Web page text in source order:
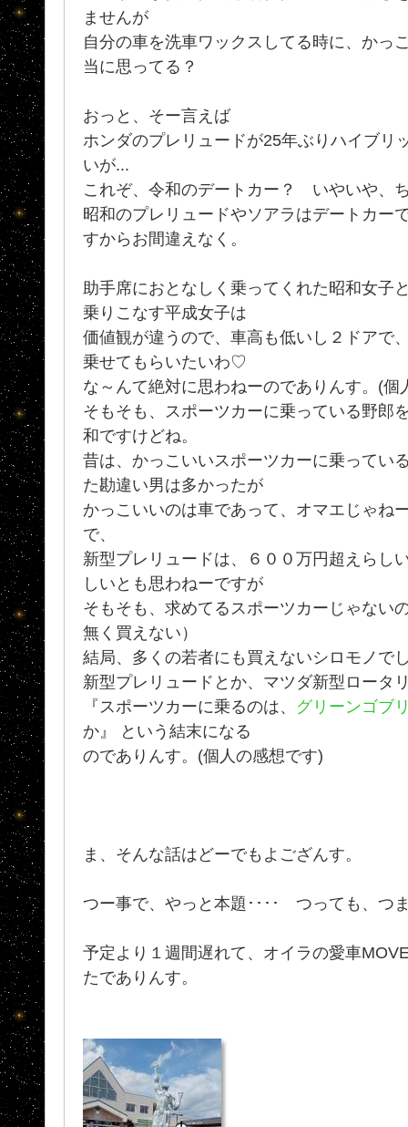
ませんが
自分の車を洗車ワックスしてる時に、かっ
当に思ってる？
おっと、そー言えば
ホンダのプレリュードが25年ぶりハイブリ
いが...
これぞ、令和のデートカー？ いやいや、
昭和のプレリュードやソアラはデートカー
すからお間違えなく。
助手席におとなしく乗ってくれた昭和女子
乗りこなす平成女子は
価値観が違うので、車高も低いし２ドアで
乗せてもらいたいわ♡
な～んて絶対に思わねーのでありんす。(個
そもそも、スポーツカーに乗っている野郎
和ですけどね。
昔は、かっこいいスポーツカーに乗ってい
た勘違い男は多かったが
かっこいいのは車であって、オマエじゃね
で、
新型プレリュードは、６００万円超えら
しいとも思わねーですが
そもそも、求めてるスポーツカーじゃない
無く買えない）
結局、多くの若者にも買えないシロモノで
新型プレリュードとか、マツダ新型ロータ
『スポーツカーに乗るのは、 グリーンゴブ
か』 という結末になる
のでありんす。(個人の感想です)
ま、そんな話はどーでもよござんす。
つー事で、やっと本題････ つっても、つ
予定より１週間遅れて、オイラの愛車
たでありんす。